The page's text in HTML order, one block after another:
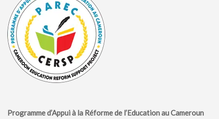
Programme d’Appui à la Réforme de l’Education au Cameroun